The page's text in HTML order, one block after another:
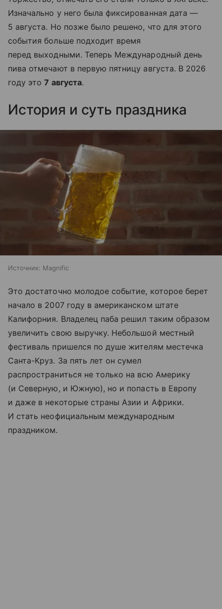
Изначально у него была фиксированная дата —
5 августа. Но позже было решено, что для этого
события больше подходит время
перед выходными. Теперь Международный день
пива отмечают в первую пятницу августа. В 2026
году это7 августа.
История и суть праздника
Источник: Magnific
Это достаточно молодое событие, которое берет
начало в 2007 году в американском штате
Калифорния. Владелец паба решил таким образом
увеличить свою выручку. Небольшой местный
фестиваль пришелся по душе жителям местечка
Санта-Круз. За пять лет он сумел
распространиться не только на всю Америку
(и Северную, и Южную), но и попасть в Европу
и даже в некоторые страны Азии и Африки.
И стать неофициальным международным
праздником.